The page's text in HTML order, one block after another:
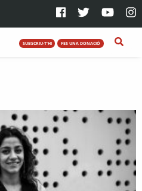
SUBSCRIU-T'HI FES UNA DONACIÓ